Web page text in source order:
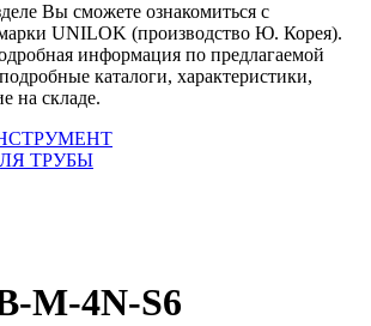
Вы сможете ознакомиться с
UNILOK (производство Ю. Корея).
информация по предлагаемой
каталоги, характеристики,
на складе.
ТРУБЫ
M-4N-S6